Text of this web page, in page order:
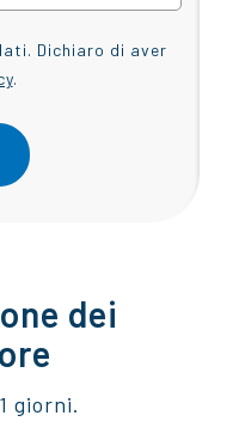
Dichiaro di aver
.
dei
giorni.